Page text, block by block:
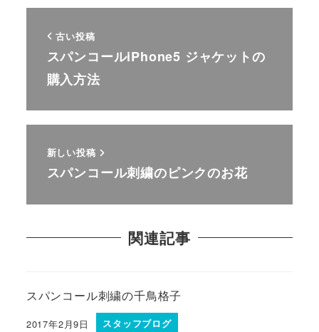
古い投稿
スパンコールiPhone5 ジャケットの
購入方法
新しい投稿
スパンコール刺繍のピンクのお花
関連記事
スパンコール刺繍の千鳥格子
2017年2月9日 スタッフブログ